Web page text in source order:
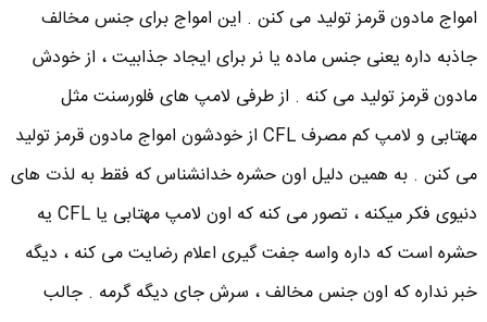
امواج مادون قرمز تولید می کنن . این امواج برای جنس مخالف
جاذبه داره یعنی جنس ماده یا نر برای ایجاد جذابیت ، از خودش
مادون قرمز تولید می کنه . از طرفی لامپ های فلورسنت مثل
مهتابی و لامپ کم مصرف CFL از خودشون امواج مادون قرمز تولید
می کنن . به همین دلیل اون حشره خدانشناس که فقط به لذت های
دنیوی فکر میکنه ، تصور می کنه که اون لامپ مهتابی یا CFL یه
حشره است که داره واسه جفت گیری اعلام رضایت می کنه ، دیگه
خبر نداره که اون جنس مخالف ، سرش جای دیگه گرمه . جالب